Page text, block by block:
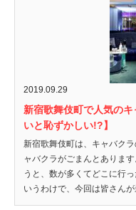
2019.09.29
新宿歌舞伎町で人気の
いと恥ずかしい!?】
新宿歌舞伎町は、キャバク
ャバクラがごまんとありま
うと、数が多くてどこに行
いうわけで、今回は皆さん